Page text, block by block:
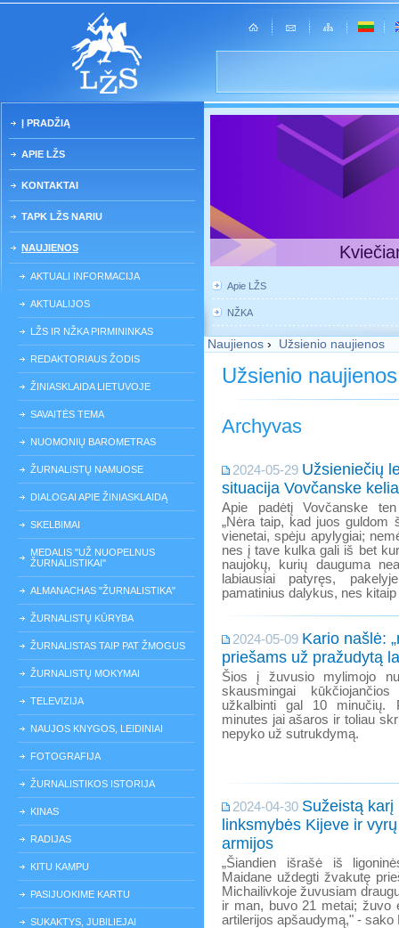
Į PRADŽIĄ
APIE LŽS
KONTAKTAI
TAPK LŽS NARIU
NAUJIENOS
AKTUALI INFORMACIJA
AKTUALIJOS
LŽS IR NŽKA PIRMININKAS
REDAKTORIAUS ŽODIS
ŽINIASKLAIDA LIETUVOJE
SAVAITĖS TEMA
NUOMONIŲ BAROMETRAS
ŽURNALISTŲ NAMUOSE
DIALOGAI APIE ŽINIASKLAIDĄ
SKELBIMAI
MEDALIS "UŽ NUOPELNUS
ŽURNALISTIKAI"
ALMANACHAS "ŽURNALISTIKA"
ŽURNALISTŲ KŪRYBA
ŽURNALISTAS TAIP PAT ŽMOGUS
ŽURNALISTŲ MOKYMAI
TELEVIZIJA
NAUJOS KNYGOS, LEIDINIAI
FOTOGRAFIJA
ŽURNALISTIKOS ISTORIJA
KINAS
RADIJAS
KITU KAMPU
PASIJUOKIME KARTU
SUKAKTYS, JUBILIEJAI
Apie LŽS
NŽKA
Naujienos › Užsienio naujienos
Užsienio naujienos
Archyvas
2024-05-29 Užsieniečių
situacija Vovčanske
Apie padėtį Vovčanske
„Nėra taip, kad juos guldom
vienetai, spėju apylygiai;
nes į tave kulka gali iš bet
naujokų, kurių dauguma
labiausiai patyręs,
pamatinius dalykus, nes
2024-05-09 Kario našlė:
priešams už pražudytą
Šios į žuvusio mylimojo
skausmingai
užkalbinti gal 10 minučių.
minutes jai ašaros ir toliau
nepyko už sutrukdymą.
2024-04-30 Sužeistą karį
linksmybės Kijeve ir
armijos
„Šiandien išrašė iš
Maidane uždegti žvakutę
Michailivkoje žuvusiam
ir man, buvo 21 metai; žuvo
artilerijos apšaudymą," - sako